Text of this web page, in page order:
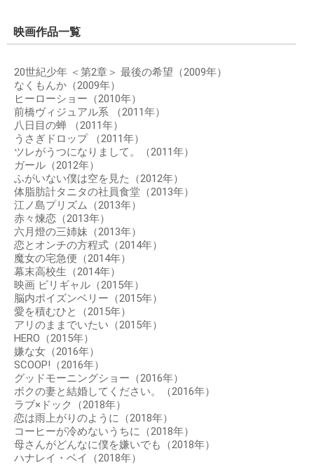
映画作品一覧
20世紀少年 ＜第2章＞ 最後の希望（2009年）
なくもんか（2009年）
ヒーローショー（2010年）
前橋ヴィジュアル系 （2011年）
八日目の蝉 （2011年）
うさぎドロップ （2011年）
ツレがうつになりまして。（2011年）
ガール（2012年）
ふがいない僕は空を見た（2012年）
体脂肪計タニタの社員食堂（2013年）
江ノ島プリズム（2013年）
赤々煉恋（2013年）
六月燈の三姉妹（2013年）
恋とオンチの方程式（2014年）
魔女の宅急便（2014年）
幕末高校生（2014年）
映画 ビリギャル（2015年）
脳内ポイズンベリー（2015年）
愛を積むひと（2015年）
アリのままでいたい（2015年）
HERO（2015年）
嫌な女（2016年）
SCOOP!（2016年）
グッドモーニングショー（2016年）
ボクの妻と結婚してください。（2016年）
ラブ×ドック（2018年）
恋は雨上がりのように（2018年）
コーヒーが冷めないうちに（2018年）
母さんがどんなに僕を嫌いでも（2018年）
ハナレイ・ベイ（2018年）